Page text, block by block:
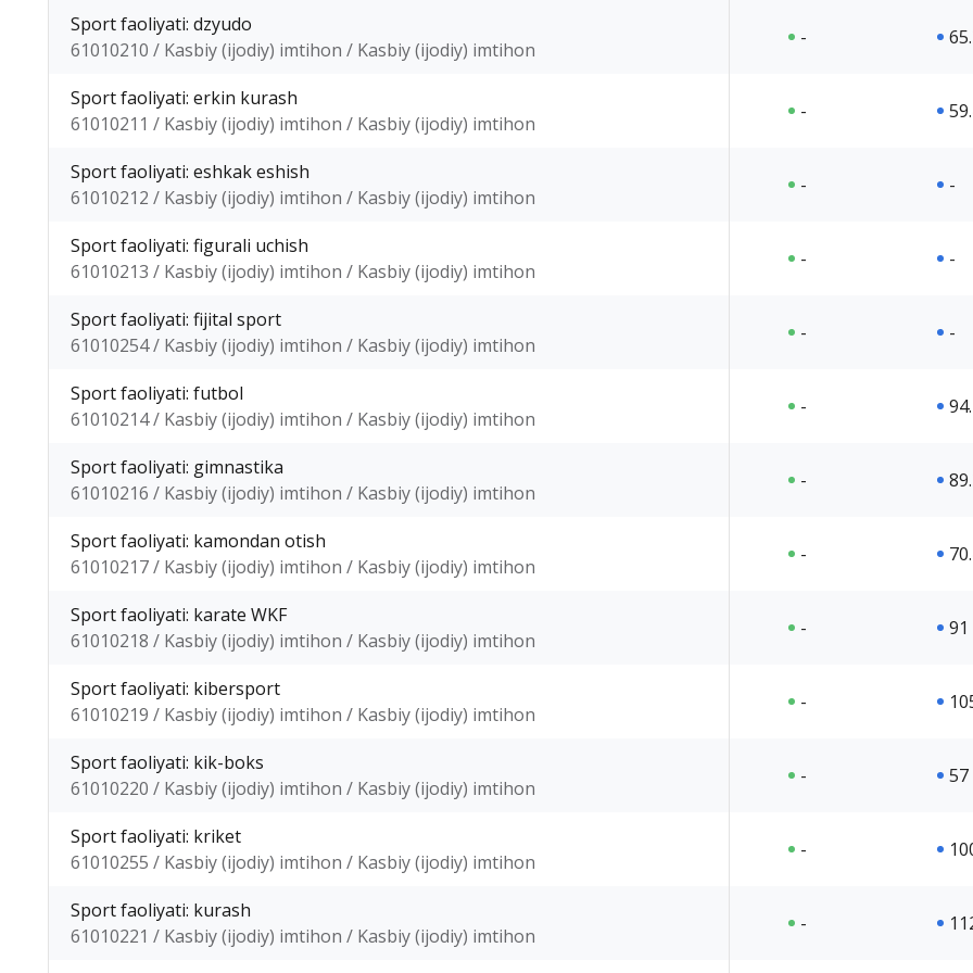
Sport faoliyati: dzyudo
61010210 / Kasbiy (ijodiy) imtihon / Kasbiy (ijodiy) imtihon
-
Sport faoliyati: erkin kurash
61010211 / Kasbiy (ijodiy) imtihon / Kasbiy (ijodiy) imtihon
-
Sport faoliyati: eshkak eshish
61010212 / Kasbiy (ijodiy) imtihon / Kasbiy (ijodiy) imtihon
- -
Sport faoliyati: figurali uchish
61010213 / Kasbiy (ijodiy) imtihon / Kasbiy (ijodiy) imtihon
- -
Sport faoliyati: fijital sport
61010254 / Kasbiy (ijodiy) imtihon / Kasbiy (ijodiy) imtihon
- -
Sport faoliyati: futbol
61010214 / Kasbiy (ijodiy) imtihon / Kasbiy (ijodiy) imtihon
-
Sport faoliyati: gimnastika
61010216 / Kasbiy (ijodiy) imtihon / Kasbiy (ijodiy) imtihon
-
Sport faoliyati: kamondan otish
61010217 / Kasbiy (ijodiy) imtihon / Kasbiy (ijodiy) imtihon
-
Sport faoliyati: karate WKF
61010218 / Kasbiy (ijodiy) imtihon / Kasbiy (ijodiy) imtihon
- 91
Sport faoliyati: kibersport
61010219 / Kasbiy (ijodiy) imtihon / Kasbiy (ijodiy) imtihon
-
Sport faoliyati: kik-boks
61010220 / Kasbiy (ijodiy) imtihon / Kasbiy (ijodiy) imtihon
- 57
Sport faoliyati: kriket
61010255 / Kasbiy (ijodiy) imtihon / Kasbiy (ijodiy) imtihon
-
Sport faoliyati: kurash
61010221 / Kasbiy (ijodiy) imtihon / Kasbiy (ijodiy) imtihon
-